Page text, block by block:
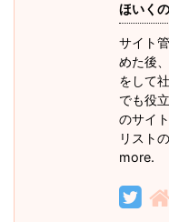
ほいく
サイト
めた後
をして
でも役
のサイ
リスト
more.